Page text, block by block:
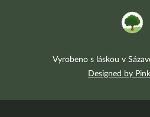
Vyrobeno s láskou v
Designed by